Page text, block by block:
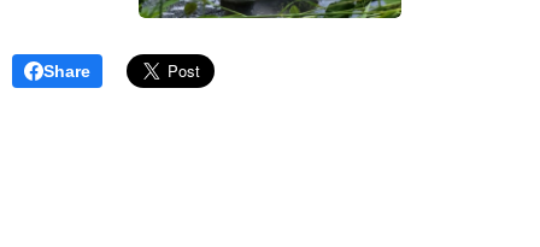
Share